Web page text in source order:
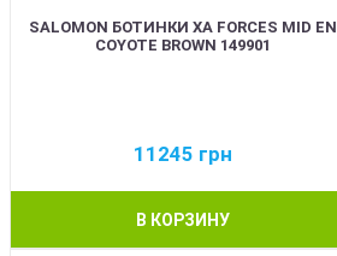
SALOMON БОТИНКИ XA FORCES MID EN
COYOTE BROWN 149901
11245 грн
В КОРЗИНУ